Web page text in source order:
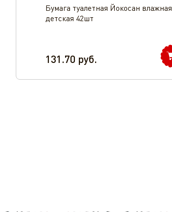
Бумага туалетная Йокосан влажная
детская 42шт
131.70 руб.